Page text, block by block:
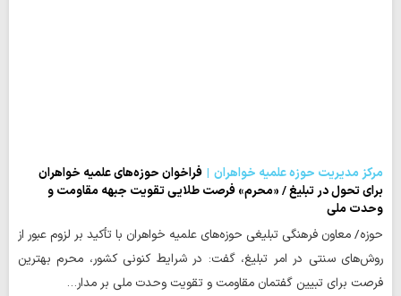
مرکز مدیریت حوزه علمیه خواهران
فراخوان حوزه‌های علمیه خواهران
برای تحول در تبلیغ / «محرم» فرصت طلایی تقویت جبهه مقاومت و
وحدت ملی
حوزه/ معاون فرهنگی تبلیغی حوزه‌های علمیه خواهران با تأکید بر لزوم عبور از
روش‌های سنتی در امر تبلیغ، گفت: در شرایط کنونی کشور، محرم بهترین
فرصت برای تبیین گفتمان مقاومت و تقویت وحدت ملی بر مدار…